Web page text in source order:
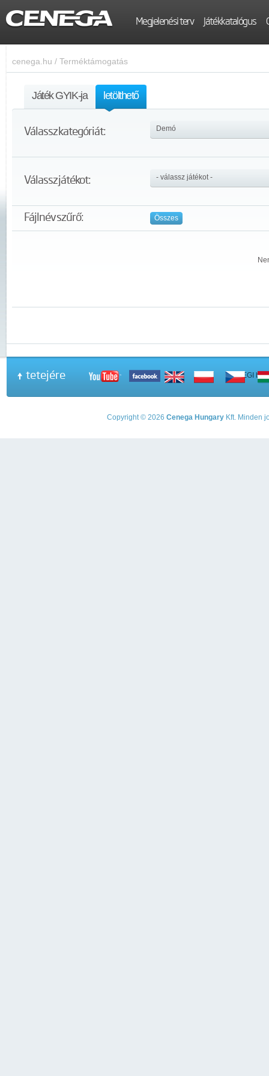
Megjelenési terv Játékkatalógus
cenega.hu / Terméktámogatás
Játék GYIK-ja letölthető
Válassz kategóriát:
Válassz játékot:
Fájlnév szűrő: Összes
tetejére A PEGI
Copyright © 2026 Cenega Hungary Kft. Minden